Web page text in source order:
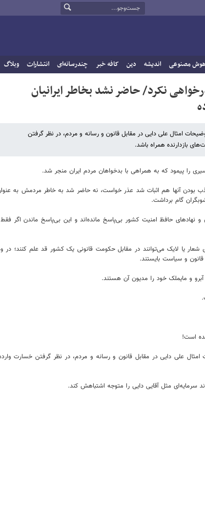
هوش مصنوعی اندیشه دین کافه خبر چندرسانه‌ای انتشارات وبلاگ
نکرد/ حاضر نشد بخاطر ایرانیان
امثال علی دایی در مقابل قانون و رسانه و مردم، در نظر گرفتن
بازدارنده همراه باشد.
بودن آنها هم اثبات شد عذر خواست، نه حاضر شد به خاطر مردمش به
گام برداشت.
و نهادهای حافظ امنیت کشور بی‌پاسخ مانده‌اند و این بی‌پاسخ ماندن
یا لایک می‌توانند در مقابل حکومت قانونی یک کشور قد علم کنند؛ در
و سیاست بایستند.
و مایملک خود را مدیون آن هستند.
است!
علی دایی در مقابل قانون و رسانه و مردم، در نظر گرفتن خسارت
سرمایه‌ای مثل آقایی دایی را متوجه اشتباهش کند.